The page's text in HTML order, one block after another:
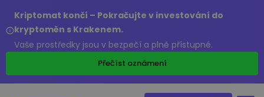
Kriptomat končí – Pokračujte v investování do
kryptoměn s Krakenem.
Vaše prostředky jsou v bezpečí a plně přístupné.
Přečíst oznámení